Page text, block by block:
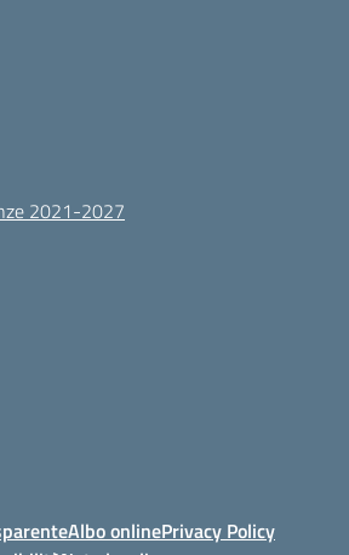
2021-2027
Albo onlinePrivacy Policy